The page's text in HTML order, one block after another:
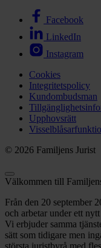
Facebook
LinkedIn
Instagram
Cookies
Integritetspolicy
Kundombudsman
Upphovsrätt
© 2026 Familjens Jurist
Välkommen till
Från den 20 september
och arbetar under ett
Vi erbjuder samma
sätt som tidigare men
största juristbyrå med